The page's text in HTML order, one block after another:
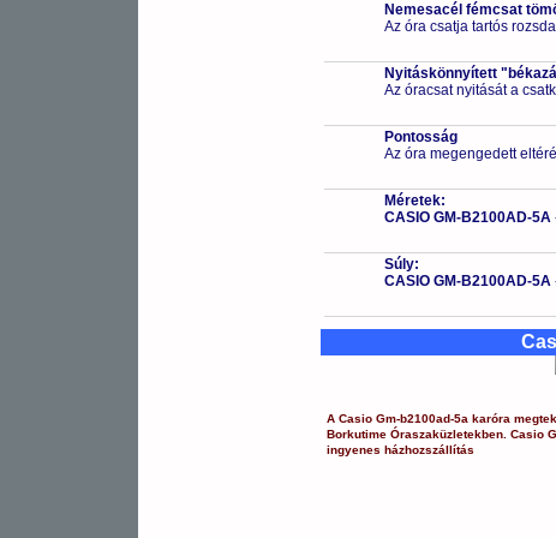
Nemesacél fémcsat
Az óra csatja tartós
Nyitáskönnyített
Az óracsat nyitását a
Pontosság
Az óra megengedett
Méretek:
CASIO GM-B2100AD-5A
Súly:
CASIO GM-B2100AD-5A
A Casio Gm-b2100ad-5a karóra
Borkutime Óraszaküzletekben. Casio
ingyenes házhozszállítás